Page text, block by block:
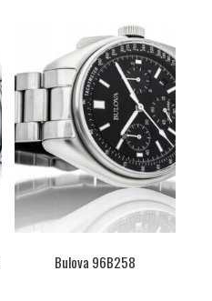
Bulova 96B258